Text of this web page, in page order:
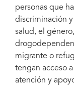
personas que
discriminación
salud, el
migrante o
tengan acceso
atención y